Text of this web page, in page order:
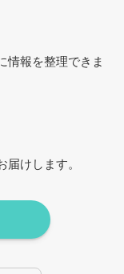
情報を整理できま
けします。